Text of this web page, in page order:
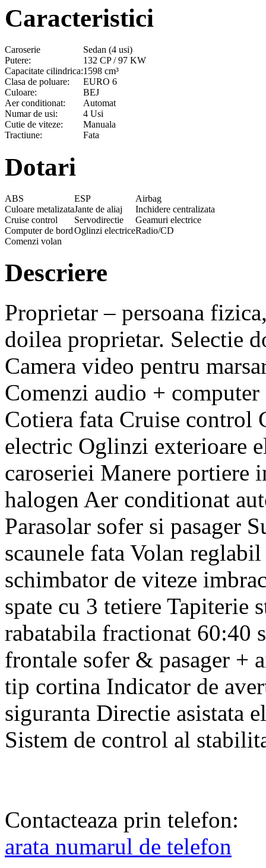
Caracteristici
Caroserie
Sedan (4 usi)
Putere:
132 CP / 97 KW
Capacitate cilindrica:1598 cm³
Clasa de poluare:
EURO 6
Culoare:
BEJ
Aer conditionat:
Automat
Numar de usi:
4 Usi
Cutie de viteze:
Manuala
Tractiune:
Fata
Dotari
ABS ESP
Airbag
Culoare metalizataJante de aliaj
Inchidere centralizata
Cruise control
Servodirectie
Geamuri electrice
Computer de bordOglinzi electriceRadio/CD
Comenzi volan
Descriere
Proprietar – persoana
doilea proprietar. Selectie
Camera video pentru
Comenzi audio +
Cotiera fata Cruise control
electric Oglinzi exterioare
caroseriei Manere portiere
halogen Aer conditionat
Parasolar sofer si pasager
scaunele fata Volan
schimbator de viteze
spate cu 3 tetiere Tapiterie
rabatabila fractionat 60:40
frontale sofer & pasager +
tip cortina Indicator de
siguranta Directie asistata
Sistem de control al
Contacteaza prin telefon:
arata numarul de telefon